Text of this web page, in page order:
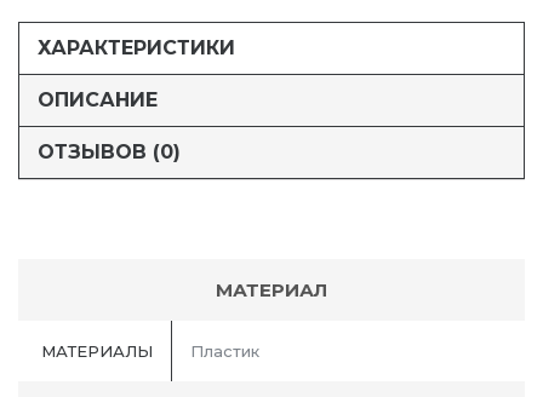
ХАРАКТЕРИСТИКИ
ОПИСАНИЕ
ОТЗЫВОВ (0)
МАТЕРИАЛ
МАТЕРИАЛЫ Пластик